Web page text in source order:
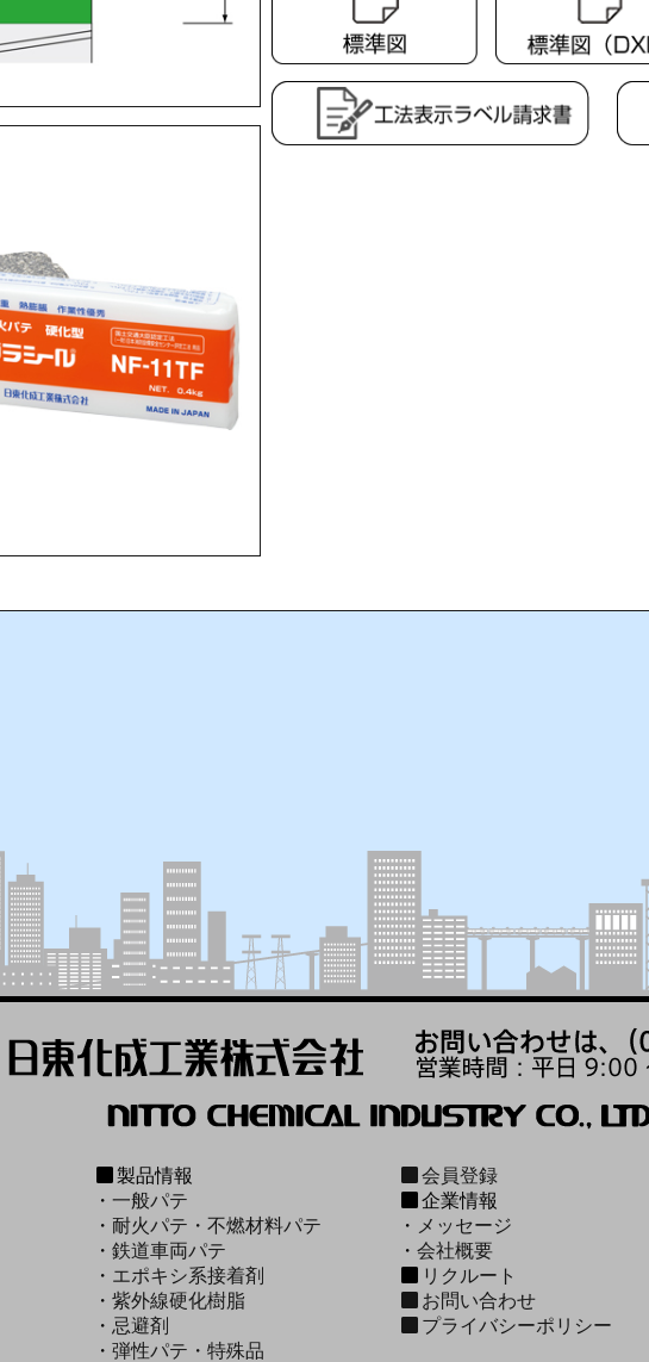
製品情報
・ 一般パテ
・ 耐火パテ・不燃材料パテ
・ 鉄道車両パテ
・ エポキシ系接着剤
・ 紫外線硬化樹脂
・ 忌避剤
・ 弾性パテ・特殊品
会員登録
企業情報
・ メッセージ
・会社概要
リクルート
お問い合わせ
プライバシーポリシー